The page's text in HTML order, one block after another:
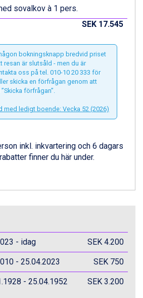
6.295 kr.
kr.
kr.
kr.
5.895 kr.
från 8.595 kr.
kr.
5.945 kr.
kr.
kr.
8.395 kr.
kr.
6.295 kr.
6.145 kr.
6.295 kr.
kr.
kr.
kr.
kr.
sovalkov à 1 pers.
SEK 17.545
bokningsknapp bredvid priset
resan är slutsåld - men du är
oss på tel. 010-10 20 333 för
skicka en förfrågan genom att
förfrågan”.
med ledigt boende: Vecka 52 (2026)
inkl. inkvartering och 6 dagars
finner du här under.
- idag SEK 4.200
- 25.04.2023 SEK 750
- 25.04.1952 SEK 3.200